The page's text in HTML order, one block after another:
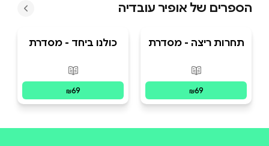
הספרים של אופיר עובדיה
תחרות ריצה - מסדרת
לקטנטנים
פורמטים זמינים
₪69
כולנו ביחד - מסדרת
לקטנטנים
פורמטים זמינים
₪69